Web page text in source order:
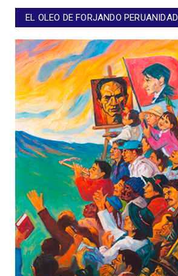
EL OLEO DE FORJANDO PERUANIDAD